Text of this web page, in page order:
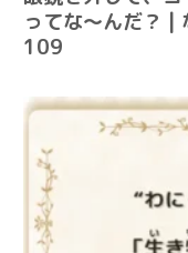
ってな～んだ？ |
109